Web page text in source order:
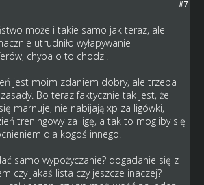
#7
może i takie samo jak teraz, ale
utrudniło wyłapywanie
chyba o to chodzi.
jest moim zdaniem dobry, ale trzeba
Bo teraz faktycznie tak jest, że
marnuje, nie nabijają xp za ligówki,
treningowy za ligę, a tak to mogliby się
dla kogoś innego.
samo wypożyczanie? dogadanie się z
czy jakaś lista czy jeszcze inaczej?